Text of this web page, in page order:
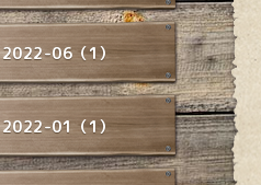
2022-06（1）
2022-01（1）